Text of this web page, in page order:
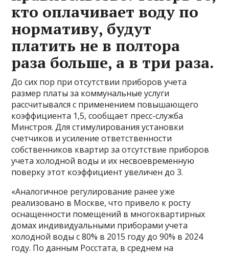
кто оплачивает воду по
нормативу, будут
платить не в полтора
раза больше, а в три раза.
До сих пор при отсутствии приборов учета
размер платы за коммунальные услуги
рассчитывался с применением повышающего
коэффициента 1,5, сообщает пресс-служба
Минстроя. Для стимулирования установки
счетчиков и усиление ответственности
собственников квартир за отсутствие приборов
учета холодной воды и их несвоевременную
поверку этот коэффициент увеличен до 3.
«Аналогичное регулирование ранее уже
реализовано в Москве, что привело к росту
оснащенности помещений в многоквартирных
домах индивидуальными приборами учета
холодной воды с 80% в 2015 году до 90% в 2024
году. По данным Росстата, в среднем на